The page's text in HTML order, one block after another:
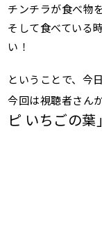
チンチラが食べ物
そして食べている
い！
ということで、今
今回は視聴者さん
ピ いちごの葉」